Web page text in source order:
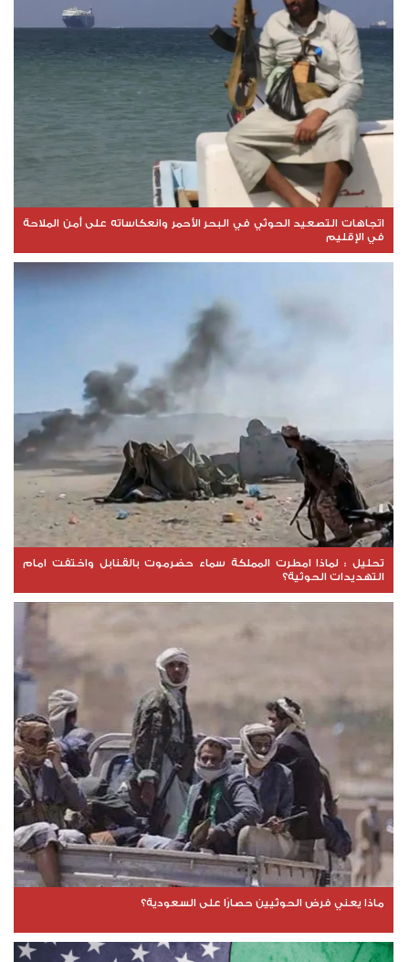
اتجاهات التصعيد الحوثي في البحر الأحمر وانعكاساته على أمن الملاحة
في الإقليم
تحليل : لماذا امطرت المملكة سماء حضرموت بالقنابل واختفت امام
التهديدات الحوثية؟
ماذا يعني فرض الحوثيين حصارًا على السعودية؟